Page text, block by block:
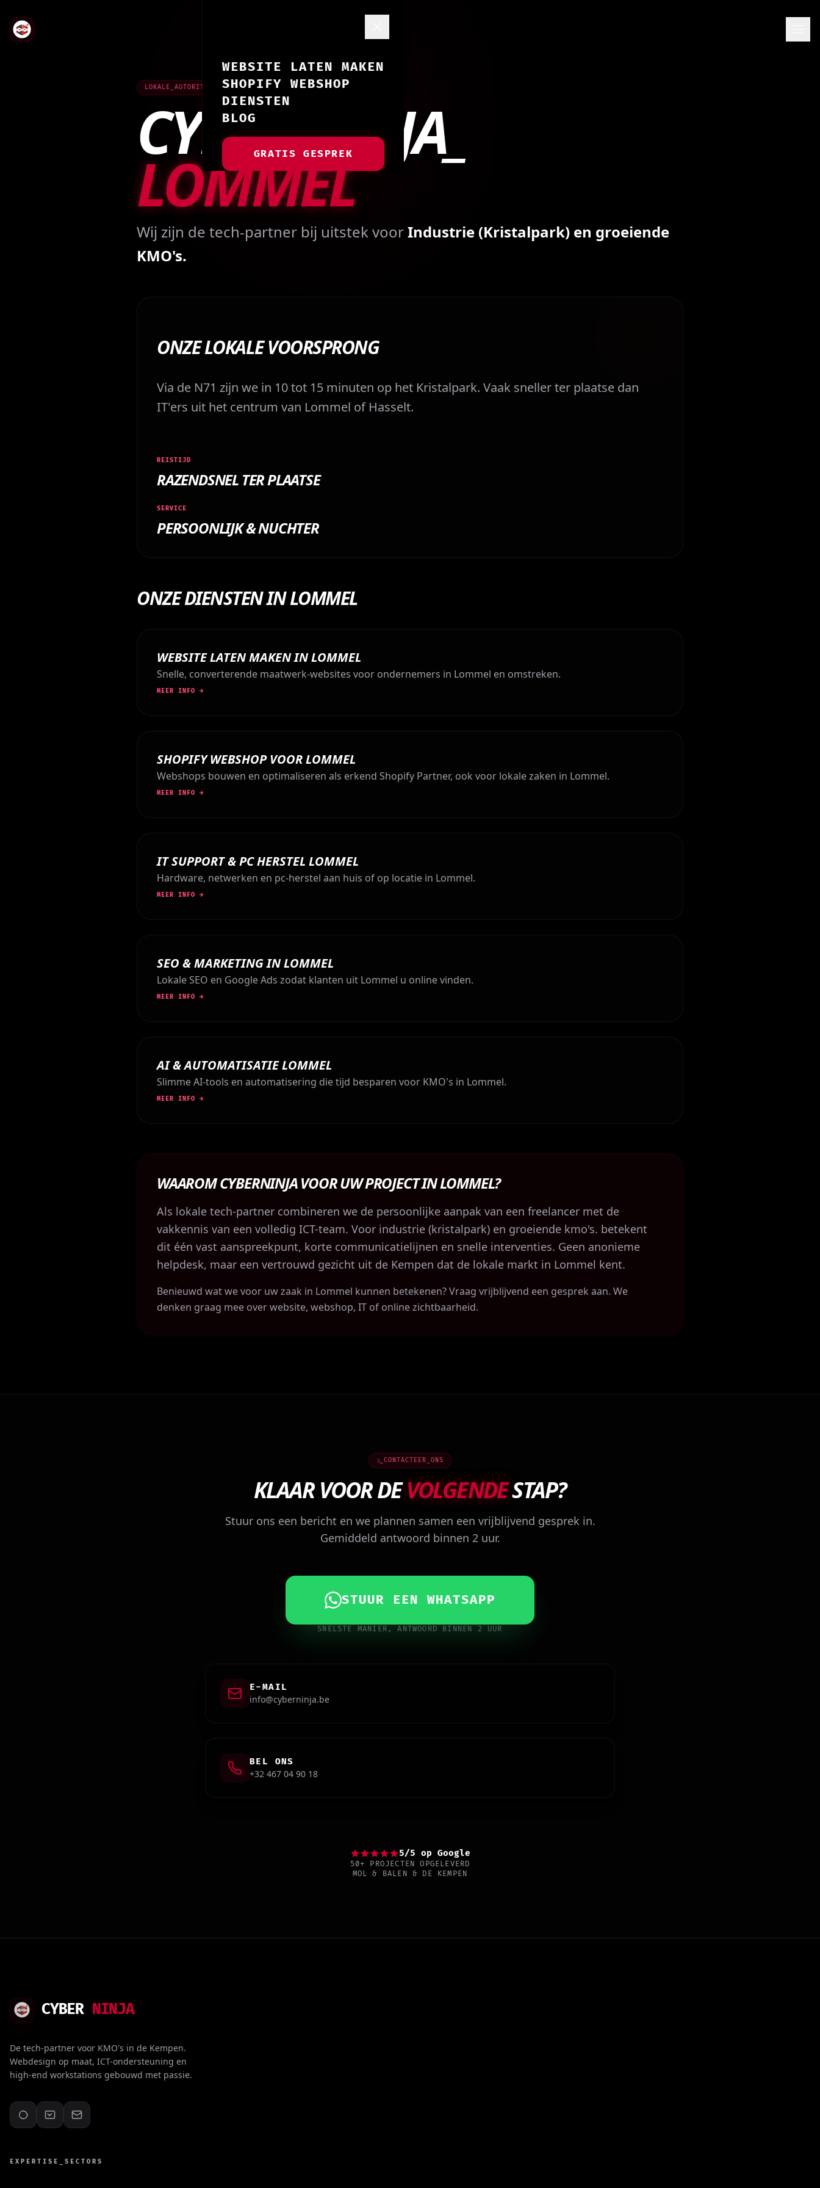
WEBSITE LATEN MAKEN
SHOPIFY WEBSHOP
DIENSTEN
BLOG
GRATIS GESPREK
LOKALE_AUTORITEIT // LOMMEL
CYBERNINJA_
LOMMEL
Wij zijn de tech-partner bij uitstek voorIndustrie (Kristalpark) en groeiende
KMO's.
ONZE LOKALE VOORSPRONG
Via de N71 zijn we in 10 tot 15 minuten op het Kristalpark. Vaak sneller ter plaatse dan
IT'ers uit het centrum van Lommel of Hasselt.
REISTIJD
RAZENDSNEL TER PLAATSE
SERVICE
PERSOONLIJK & NUCHTER
ONZE DIENSTEN IN LOMMEL
WEBSITE LATEN MAKEN IN LOMMEL
Snelle, converterende maatwerk-websites voor ondernemers in Lommel en omstreken.
MEER INFO →
SHOPIFY WEBSHOP VOOR LOMMEL
Webshops bouwen en optimaliseren als erkend Shopify Partner, ook voor lokale zaken in Lommel.
MEER INFO →
IT SUPPORT & PC HERSTEL LOMMEL
Hardware, netwerken en pc-herstel aan huis of op locatie in Lommel.
MEER INFO →
SEO & MARKETING IN LOMMEL
Lokale SEO en Google Ads zodat klanten uit Lommel u online vinden.
MEER INFO →
AI & AUTOMATISATIE LOMMEL
Slimme AI-tools en automatisering die tijd besparen voor KMO's in Lommel.
MEER INFO →
WAAROM CYBERNINJA VOOR UW PROJECT IN LOMMEL?
Als lokale tech-partner combineren we de persoonlijke aanpak van een freelancer met de
vakkennis van een volledig ICT-team. Voor industrie (kristalpark) en groeiende kmo's. betekent
dit één vast aanspreekpunt, korte communicatielijnen en snelle interventies. Geen anonieme
helpdesk, maar een vertrouwd gezicht uit de Kempen dat de lokale markt in Lommel kent.
Benieuwd wat we voor uw zaak in Lommel kunnen betekenen? Vraag vrijblijvend een gesprek aan. We
denken graag mee over website, webshop, IT of online zichtbaarheid.
CONTACTEER_ONS
KLAAR VOOR DEVOLGENDESTAP?
Stuur ons een bericht en we plannen samen een vrijblijvend gesprek in.
Gemiddeld antwoord binnen 2 uur.
STUUR EEN WHATSAPP
SNELSTE MANIER, ANTWOORD BINNEN 2 UUR
E-MAIL
info@cyberninja.be
BEL ONS
+32 467 04 90 18
5/5 op Google
50+ PROJECTEN OPGELEVERD
MOL & BALEN & DE KEMPEN
CYBER NINJA
De tech-partner voor KMO's in de Kempen.
Webdesign op maat, ICT-ondersteuning en
high-end workstations gebouwd met passie.
EXPERTISE_SECTORS